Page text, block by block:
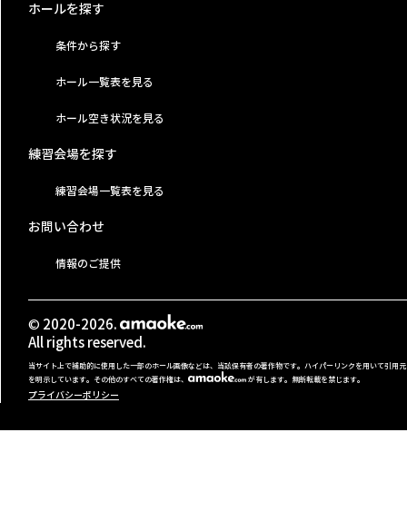
ホールを探す
条件から探す
ホール一覧表を見る
ホール空き状況を見る
練習会場を探す
練習会場一覧表を見る
お問い合わせ
情報のご提供
© 2020-2026.
All rights reserved.
当サイト上で補助的に使用した一部のホール画像などは、当該保有者の著作物です。ハイパーリンクを用いて引用元
を明示しています。その他のすべての著作権は、
が有します。無断転載を禁じます。
プライバシーポリシー